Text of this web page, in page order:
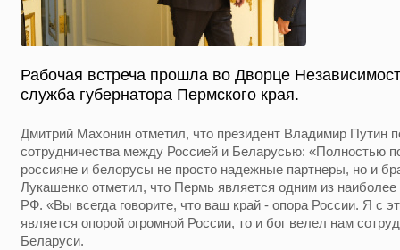
Рабочая встреча прошла во Дворце
служба губернатора Пермского края.
Дмитрий Махонин отметил, что президент Владимир Путин
сотрудничества между Россией и Беларусью: «Полностью
россияне и белорусы не просто надежные партнеры, но и
Лукашенко отметил, что Пермь является одним из
РФ. «Вы всегда говорите, что ваш край - опора России. Я с
является опорой огромной России, то и бог велел нам
Беларуси.